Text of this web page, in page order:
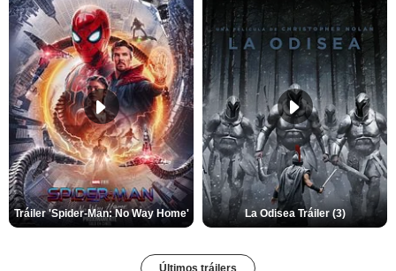
Tráiler 'Spider-Man: No Way Home' La Odisea Tráiler (3)
Últimos tráilers